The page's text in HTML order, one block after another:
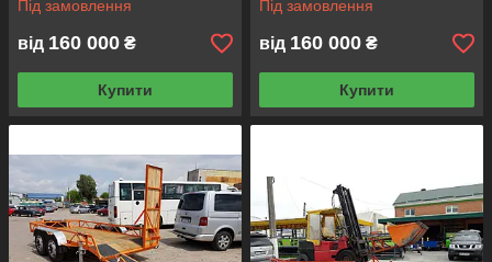
Під замовлення
від 160 000 ₴
Купити
Під замовлення
від 160 000 ₴
Купити